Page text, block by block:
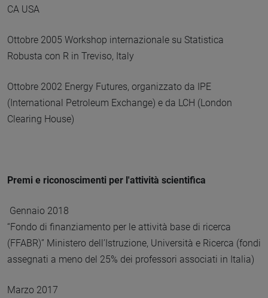
CA USA
Ottobre 2005 Workshop internazionale su Statistica
Robusta con R in Treviso, Italy
Ottobre 2002 Energy Futures, organizzato da IPE
(International Petroleum Exchange) e da LCH (London
Clearing House)
Premi e riconoscimenti per l'attività scientifica
Gennaio 2018
“Fondo di finanziamento per le attività base di ricerca
(FFABR)” Ministero dell’Istruzione, Università e Ricerca (fondi
assegnati a meno del 25% dei professori associati in Italia)
Marzo 2017